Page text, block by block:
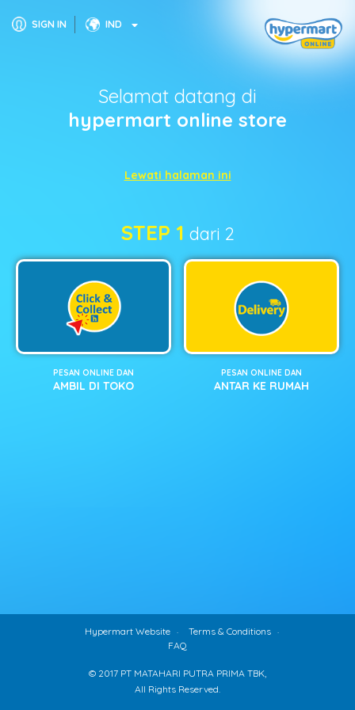
SIGN IN IND
Selamat datang di
hypermart online store
Lewati halaman ini
STEP 1 dari 2
PESAN ONLINE DAN
AMBIL DI TOKO
PESAN ONLINE DAN
ANTAR KE RUMAH
Hypermart Website
Terms & Conditions
FAQ
© 2017 PT MATAHARI PUTRA PRIMA TBK,
All Rights Reserved.